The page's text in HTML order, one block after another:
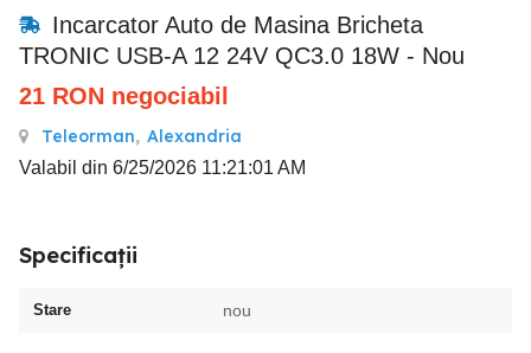
Incarcator Auto de Masina Bricheta
TRONIC USB-A 12 24V QC3.0 18W - Nou
21 RON negociabil
Teleorman, Alexandria
Valabil din 6/25/2026 11:21:01 AM
Specificații
Stare nou